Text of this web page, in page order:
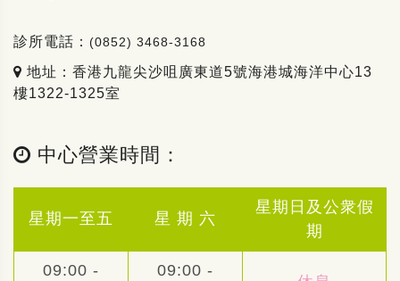
診所電話： (0852) 3468-3168
地址：香港九龍尖沙咀廣東道5號海港城海洋中心13
樓1322-1325室
中心營業時間：
星期一至五 星 期 六
星期日及公衆假
期
09:00 - 09:00 -